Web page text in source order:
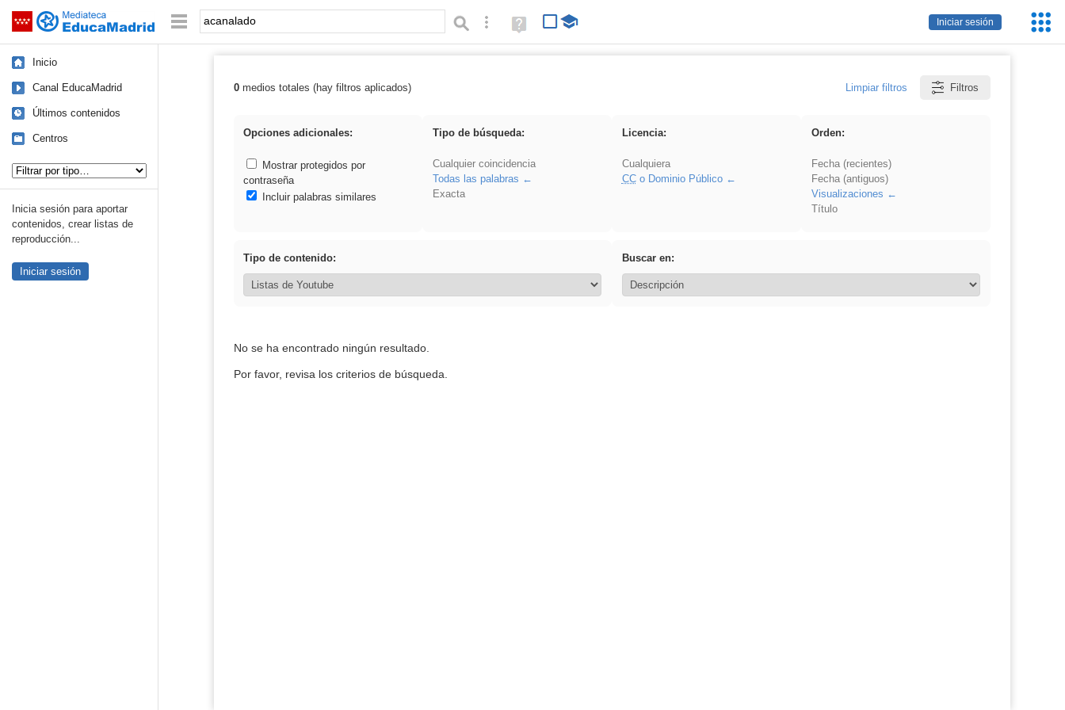
Saltar navegación
Iniciar sesión
Palabra o frase: Búsqueda avanzada
Ayuda
(en
Inicio
Canal EducaMadrid
Últimos contenidos
Centros
Inicia sesión para aportar
contenidos, crear listas de
reproducción...
Iniciar sesión
Resultados de: acanalado
0medios totales (hay filtros aplicados) Limpiar filtros Filtros
Opciones adicionales:
Mostrar protegidos por
contraseña
Incluir palabras similares
Tipo de búsqueda:
Cualquier coincidencia
Todas las palabras
Exacta
Licencia:
Cualquiera
CCo Dominio Público
Orden:
Fecha (recientes)
Fecha (antiguos)
Visualizaciones
Título
Tipo de contenido: Buscar en:
No se ha encontrado ningún resultado.
Por favor, revisa los criterios de búsqueda.